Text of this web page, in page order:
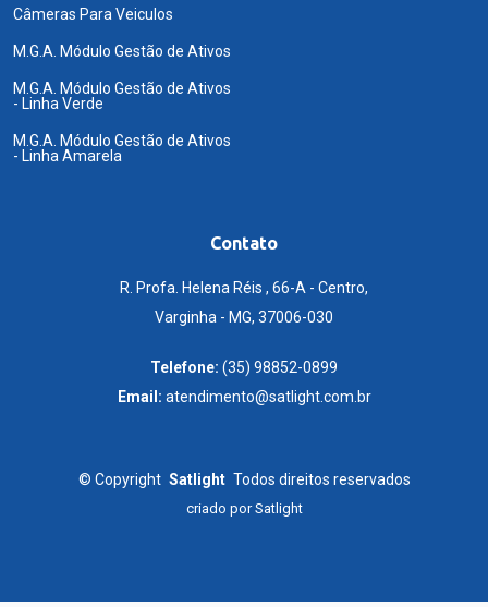
Câmeras Para Veiculos
M.G.A. Módulo Gestão de Ativos
M.G.A. Módulo Gestão de Ativos
- Linha Verde
M.G.A. Módulo Gestão de Ativos
- Linha Amarela
Contato
R. Profa. Helena Réis , 66-A - Centro,
Varginha - MG, 37006-030
Telefone: (35) 98852-0899
Email: atendimento@satlight.com.br
© Copyright Satlight Todos direitos reservados
criado porSatlight